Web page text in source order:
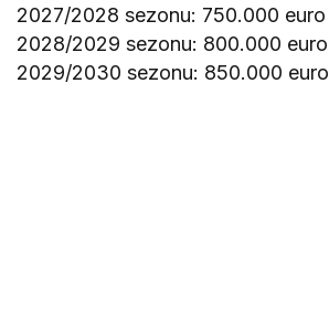
2027/2028 sezonu: 750.000 euro
2028/2029 sezonu: 800.000 euro
2029/2030 sezonu: 850.000 euro